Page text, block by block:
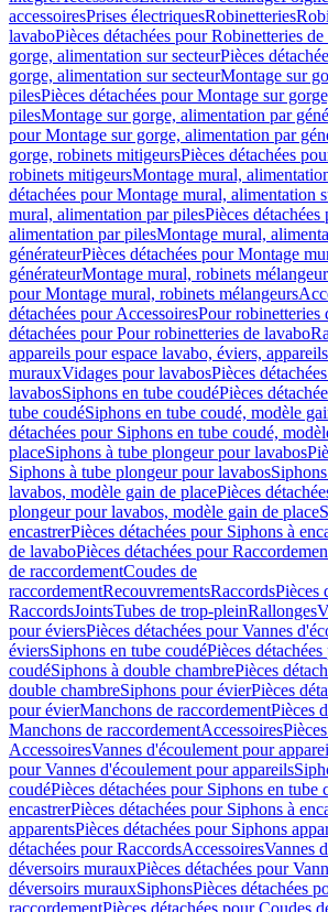
accessoiresPrises électriquesRobinetteries
lavaboPièces détachées pour Robinetteries
gorge, alimentation sur secteurPièces
gorge, alimentation sur secteurMontage sur
pilesPièces détachées pour Montage sur
pilesMontage sur gorge, alimentation par
pour Montage sur gorge, alimentation par
gorge, robinets mitigeursPièces détachées
robinets mitigeursMontage mural,
détachées pour Montage mural, alimentation
mural, alimentation par pilesPièces
alimentation par pilesMontage mural,
générateurPièces détachées pour Montage
générateurMontage mural, robinets
pour Montage mural, robinets mélangeurs
détachées pour AccessoiresPour robinetteries
détachées pour Pour robinetteries de lavabo
appareils pour espace lavabo, éviers,
murauxVidages pour lavabosPièces
lavabosSiphons en tube coudéPièces
tube coudéSiphons en tube coudé, modèle
détachées pour Siphons en tube coudé,
placeSiphons à tube plongeur pour lavabos
Siphons à tube plongeur pour lavabos
lavabos, modèle gain de placePièces
plongeur pour lavabos, modèle gain de place
encastrerPièces détachées pour Siphons à
de lavaboPièces détachées pour
de raccordementCoudes de
raccordementRecouvrementsRaccordsPièces
RaccordsJointsTubes de trop-pleinRallonges
pour éviersPièces détachées pour Vannes
éviersSiphons en tube coudéPièces
coudéSiphons à double chambrePièces
double chambreSiphons pour évierPièces
pour évierManchons de raccordementPièces
Manchons de raccordementAccessoires
AccessoiresVannes d'écoulement pour
pour Vannes d'écoulement pour appareils
coudéPièces détachées pour Siphons en tube
encastrerPièces détachées pour Siphons à
apparentsPièces détachées pour Siphons
détachées pour RaccordsAccessoiresVannes
déversoirs murauxPièces détachées pour
déversoirs murauxSiphonsPièces détachées
raccordementPièces détachées pour Coudes